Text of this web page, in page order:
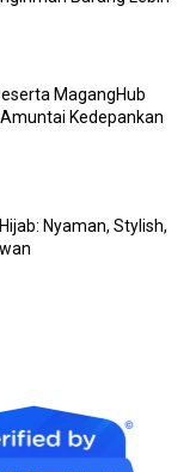
MagangHub
Kedepankan
Nyaman, Stylish,